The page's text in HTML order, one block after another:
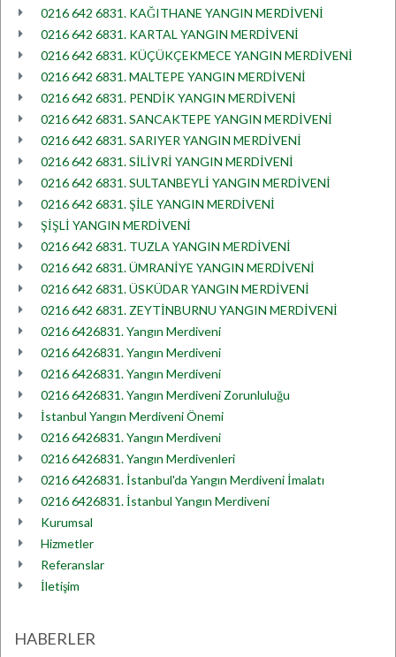
0216 642 6831. KAĞITHANE YANGIN MERDİVENİ
0216 642 6831. KARTAL YANGIN MERDİVENİ
0216 642 6831. KÜÇÜKÇEKMECE YANGIN MERDİVENİ
0216 642 6831. MALTEPE YANGIN MERDİVENİ
0216 642 6831. PENDİK YANGIN MERDİVENİ
0216 642 6831. SANCAKTEPE YANGIN MERDİVENİ
0216 642 6831. SARIYER YANGIN MERDİVENİ
0216 642 6831. SİLİVRİ YANGIN MERDİVENİ
0216 642 6831. SULTANBEYLİ YANGIN MERDİVENİ
0216 642 6831. ŞİLE YANGIN MERDİVENİ
ŞİŞLİ YANGIN MERDİVENİ
0216 642 6831. TUZLA YANGIN MERDİVENİ
0216 642 6831. ÜMRANİYE YANGIN MERDİVENİ
0216 642 6831. ÜSKÜDAR YANGIN MERDİVENİ
0216 642 6831. ZEYTİNBURNU YANGIN MERDİVENİ
0216 6426831. Yangın Merdiveni
0216 6426831. Yangın Merdiveni
0216 6426831. Yangın Merdiveni
0216 6426831. Yangın Merdiveni Zorunluluğu
İstanbul Yangın Merdiveni Önemi
0216 6426831. Yangın Merdiveni
0216 6426831. Yangın Merdivenleri
0216 6426831. İstanbul'da Yangın Merdiveni İmalatı
0216 6426831. İstanbul Yangın Merdiveni
Kurumsal
Hizmetler
Referanslar
İletişim
HABERLER